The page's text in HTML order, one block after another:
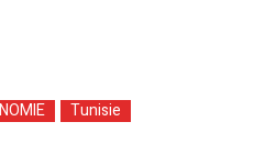
Tunisie